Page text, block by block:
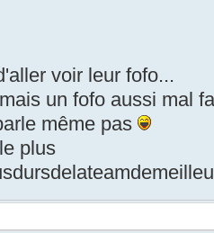
voir leur fofo...
un fofo aussi mal
même pas
plus